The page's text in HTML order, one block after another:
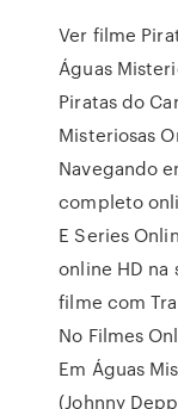
Ver filme
Águas
Piratas do
Misteriosas
Navegando
completo
E Series
online HD na
filme com
No Filmes
Em Águas
(Johnny